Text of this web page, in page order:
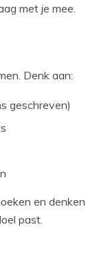
met je mee.
Denk aan:
geschreven)
en denken
past.